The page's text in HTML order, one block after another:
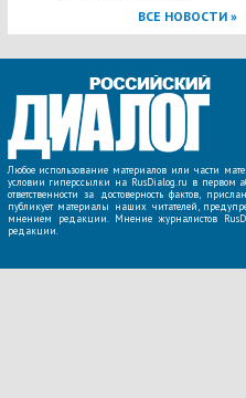
ВСЕ НОВОСТИ »
Любое использование материалов или части
условии гиперссылки на RusDialog.ru в первом
ответственности за достоверность фактов,
публикует материалы наших читателей,
мнением редакции. Мнение журналистов
редакции.